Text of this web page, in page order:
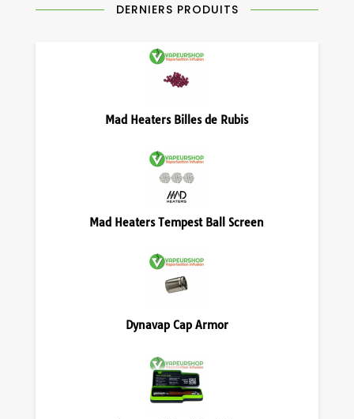
DERNIERS PRODUITS
Mad Heaters Billes de Rubis
Mad Heaters Tempest Ball Screen
Dynavap Cap Armor